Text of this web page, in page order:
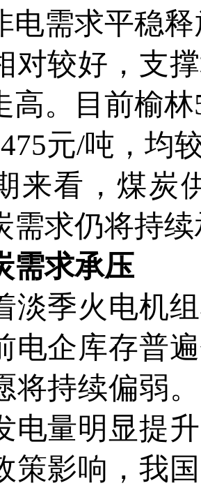
求平稳释
对较好，支
高。目前榆
元/吨，均
看，煤炭供
需求仍将持
求承压
火电机组
电企库存普
将持续偏弱
电量明显提
策影响，我